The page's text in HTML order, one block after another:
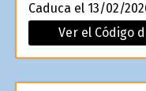
Caduca el 13/02/
Ver el Código